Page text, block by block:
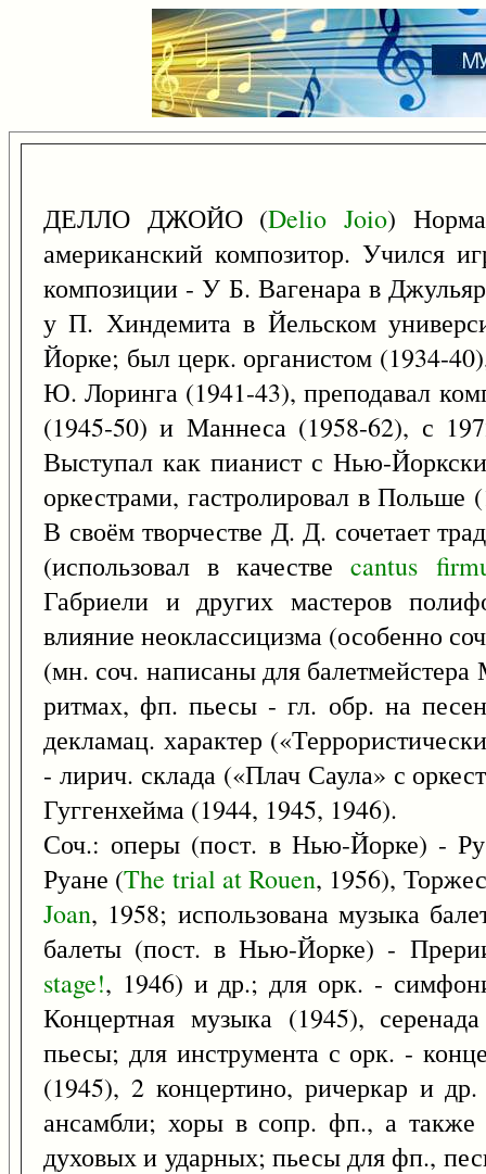
ДЕЛЛО ДЖОЙО (Delio Joio)
американский композитор. Учился
композиции - У Б. Вагенара в
у П. Хиндемита в Йельском
Йорке; был церк. органистом (1934-
Ю. Лоринга (1941-43), преподавал
(1945-50) и Маннеса (1958-62), с
Выступал как пианист с Нью-
оркестрами, гастролировал в Польше
В своём творчестве Д. Д. сочетает
(использовал в качествеcantus
Габриели и других мастеров
влияние неоклассицизма (особенно
(мн. соч. написаны для
ритмах, фп. пьесы - гл. обр. на
декламац. характер
- лирич. склада («Плач Саула» с
Гуггенхейма (1944, 1945, 1946).
Соч.: оперы (пост. в Нью-Йорке) -
Руане (The trial atRouen, 1956),
Joan, 1958; использована музыка
балеты (пост. в Нью-Йорке) -
stage!, 1946) и др.; для орк. -
Концертная музыка (1945),
пьесы; для инструмента с орк. -
(1945), 2 концертино, ричеркар и
ансамбли; хоры в сопр. фп., а
духовых и ударных; пьесы для фп.,